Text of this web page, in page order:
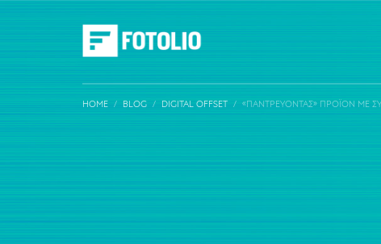
HOME BLOG DIGITAL OFFSET «ΠΑΝΤΡΕΎΟΝΤΑΣ» ΠΡΟΪΌΝ ΜΕ